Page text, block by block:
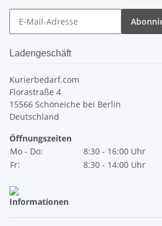
Ladengeschäft
Kurierbedarf.com
Florastraße 4
15566 Schöneiche bei Berlin
Deutschland
Öffnungszeiten
Mo - Do:
8:30 - 16:00 Uhr
Fr:
8:30 - 14:00 Uhr
Informationen